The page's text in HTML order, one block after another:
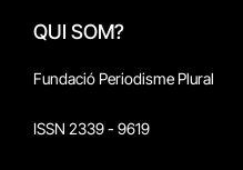
QUI SOM?
Fundació Periodisme Plural
ISSN 2339 - 9619